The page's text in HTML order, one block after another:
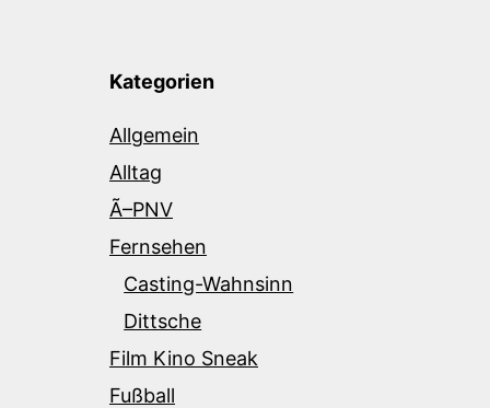
Kategorien
Allgemein
Alltag
Ã–PNV
Fernsehen
Casting-Wahnsinn
Dittsche
Film Kino Sneak
Fußball